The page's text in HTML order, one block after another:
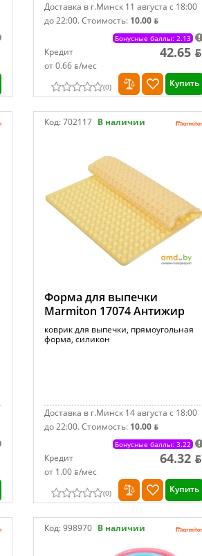
Доставка в г.Минск 11 августа с 18:00
до 22:00.Стоимость: 10.00 ƃ
Бонусные баллы: 2.13
Кредит
от 0.66 ƃ/мec
42.65 ƃ
(0) Купить
Код:702117 В наличии
Форма для выпечки
Marmiton 17074 Антижир
коврик для выпечки, прямоугольная
форма, силикон
Доставка в г.Минск 14 августа с 18:00
до 22:00.Стоимость: 10.00 ƃ
Бонусные баллы: 3.22
Кредит
от 1.00 ƃ/мec
64.32 ƃ
(0) Купить
Код:998970 В наличии